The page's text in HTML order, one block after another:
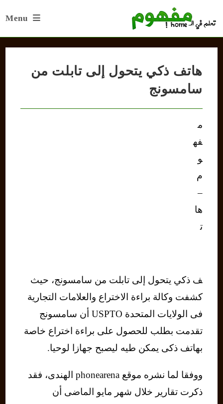
Menu
هاتف ذكي يتحول إلى تابلت من
سامسونج
م
فه
و
م
–
ها
ت
ف ذكي يتحول إلى تابلت من سامسونج، حيث
كشفت وكالة براءة الاختراع والعلامات التجارية
فى الولايات المتحدة USPTO أن سامسونج
تقدمت بطلب للحصول على براءة اختراع خاصة
بهاتف ذكى يمكن طيه ليصبح جهازا لوحيا.
ووفقا لما نشره موقع phonearena الهندى، فقد
ذكرت تقارير خلال شهر مايو الماضى أن